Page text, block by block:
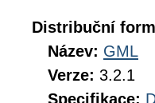
Distribuční
Název: GML
Verze: 3.2.1
Specifikace: